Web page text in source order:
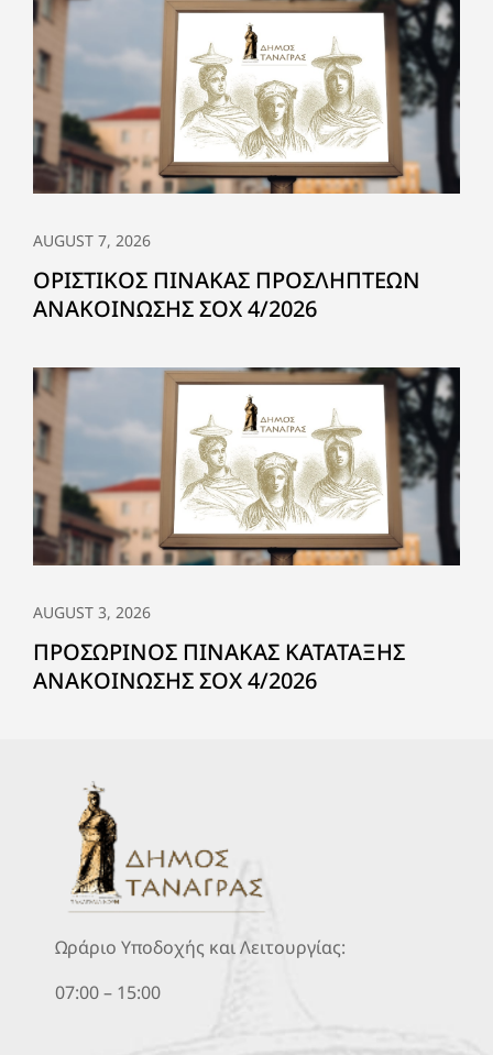
AUGUST 7, 2026
ΟΡΙΣΤΙΚΟΣ ΠΙΝΑΚΑΣ ΠΡΟΣΛΗΠΤΕΩΝ
ΑΝΑΚΟΙΝΩΣΗΣ ΣΟΧ 4/2026
AUGUST 3, 2026
ΠΡΟΣΩΡΙΝΟΣ ΠΙΝΑΚΑΣ ΚΑΤΑΤΑΞΗΣ
ΑΝΑΚΟΙΝΩΣΗΣ ΣΟΧ 4/2026
Ωράριο Υποδοχής και Λειτουργίας:
07:00 – 15:00